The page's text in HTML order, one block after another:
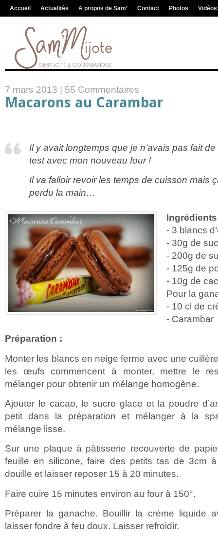
Accueil Actualités A propos de Sam’ Contact Photos Vidéos
7 mars 2013 | 55 Commentaires
Macarons au Carambar
Il y avait longtemps que je n’avais pas fait
test avec mon nouveau four !
Il va falloir revoir les temps de cuisson mais
perdu la main…
- 3 blancs
- 30g de
- 200g de
- 125g de
- 10g de
Pour la
- 10 cl de
- Carambar
Préparation :
Monter les blancs en neige ferme avec une
les œufs commencent à monter, mettre le
mélanger pour obtenir un mélange homogène.
Ajouter le cacao, le sucre glace et la poudre
petit dans la préparation et mélanger à la
mélange lisse.
Sur une plaque à pâtisserie recouverte de
feuille en silicone, faire des petits tas de 3cm à
douille et laisser reposer 15 à 20 minutes.
Faire cuire 15 minutes environ au four à 150°.
Préparer la ganache. Bouillir la crème liquide
laisser fondre à feu doux. Laisser refroidir.